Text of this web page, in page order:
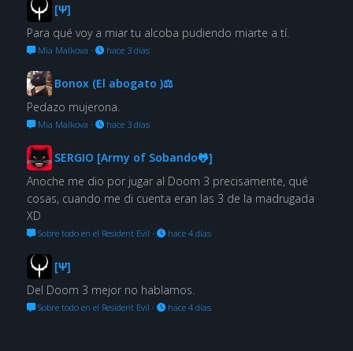
[Ψ]
Para qué voy a miar tu alcoba pudiendo miarte a tí.
Mia Malkova · hace 3 días
Bonox (El abogato )⚖
Pedazo mujerona.
Mia Malkova · hace 3 días
SERGIO [Army of Sobando🐸]
Anoche me dio por jugar al Doom 3 precisamente, qué
cosas, cuando me di cuenta eran las 3 de la madrugada
XD
Sobre todo en el Resident Evil · hace 4 días
[Ψ]
Del Doom 3 mejor no hablamos.
Sobre todo en el Resident Evil · hace 4 días